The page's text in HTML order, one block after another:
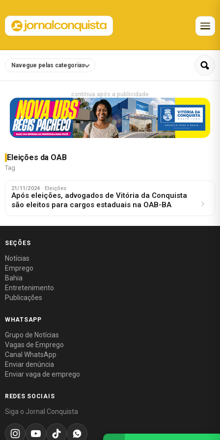
Navegue pelas categorias
continua após a publicidade
Eleições da OAB
Tag
21/11/2024 · Eleições
Após eleições, advogados de Vitória da Conquista
são eleitos para cargos estaduais na OAB-BA
SEÇÕES
Notícias
Emprego
Bahia
Entretenimento
Publicações
WHATSAPP
Grupo de Notícias
Vagas de Emprego
Canal WhatsApp
Enviar denúncia
Enviar vaga de emprego
REDES SOCIAIS
Siga o Jornal Conquista